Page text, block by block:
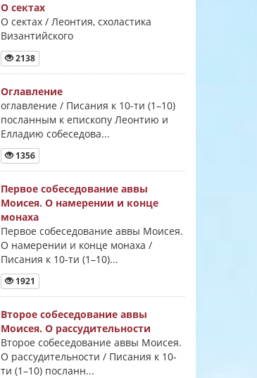
О сектах
О сектах / Леонтия, схоластика
Византийского
2138
Оглавление
оглавление / Писания к 10-ти (1–10)
посланным к епископу Леонтию и
Елладию собеседова...
1356
Первое собеседование аввы
Моисея. О намерении и конце
монаха
Первое собеседование аввы Моисея.
О намерении и конце монаха /
Писания к 10-ти (1–10)...
1921
Второе собеседование аввы
Моисея. О рассудительности
Второе собеседование аввы Моисея.
О рассудительности / Писания к 10-
ти (1–10) посланн...